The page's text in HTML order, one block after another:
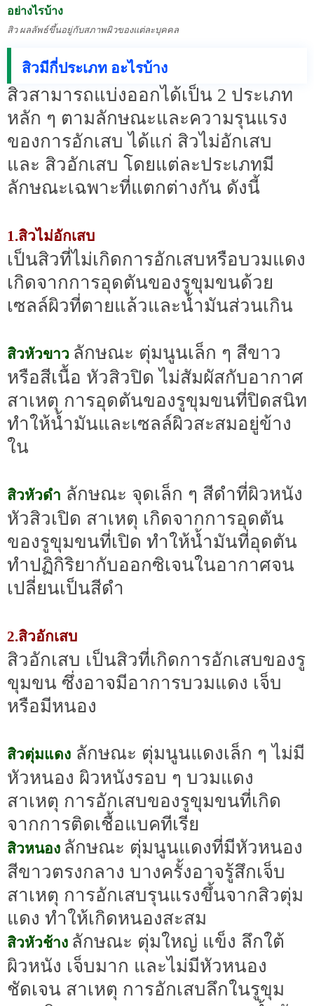
อย่างไรบ้าง
สิว ผลลัพธ์ขึ้นอยู่กับสภาพผิวของแต่ละบุคคล
สิวมีกี่ประเภท อะไรบ้าง
สิวสามารถแบ่งออกได้เป็น 2 ประเภท
หลัก ๆ ตามลักษณะและความรุนแรง
ของการอักเสบ ได้แก่ สิวไม่อักเสบ
และ สิวอักเสบ โดยแต่ละประเภทมี
ลักษณะเฉพาะที่แตกต่างกัน ดังนี้
1.สิวไม่อักเสบ
เป็นสิวที่ไม่เกิดการอักเสบหรือบวมแดง
เกิดจากการอุดตันของรูขุมขนด้วย
เซลล์ผิวที่ตายแล้วและน้ำมันส่วนเกิน
สิวหัวขาว ลักษณะ ตุ่มนูนเล็ก ๆ สีขาว
หรือสีเนื้อ หัวสิวปิด ไม่สัมผัสกับอากาศ
สาเหตุ การอุดตันของรูขุมขนที่ปิดสนิท
ทำให้น้ำมันและเซลล์ผิวสะสมอยู่ข้าง
ใน
สิวหัวดำ ลักษณะ จุดเล็ก ๆ สีดำที่ผิวหนัง
หัวสิวเปิด สาเหตุ เกิดจากการอุดตัน
ของรูขุมขนที่เปิด ทำให้น้ำมันที่อุดตัน
ทำปฏิกิริยากับออกซิเจนในอากาศจน
เปลี่ยนเป็นสีดำ
2.สิวอักเสบ
สิวอักเสบ เป็นสิวที่เกิดการอักเสบของรู
ขุมขน ซึ่งอาจมีอาการบวมแดง เจ็บ
หรือมีหนอง
สิวตุ่มแดง ลักษณะ ตุ่มนูนแดงเล็ก ๆ ไม่มี
หัวหนอง ผิวหนังรอบ ๆ บวมแดง
สาเหตุ การอักเสบของรูขุมขนที่เกิด
จากการติดเชื้อแบคทีเรีย
สิวหนอง ลักษณะ ตุ่มนูนแดงที่มีหัวหนอง
สีขาวตรงกลาง บางครั้งอาจรู้สึกเจ็บ
สาเหตุ การอักเสบรุนแรงขึ้นจากสิวตุ่ม
แดง ทำให้เกิดหนองสะสม
สิวหัวช้าง ลักษณะ ตุ่มใหญ่ แข็ง ลึกใต้
ผิวหนัง เจ็บมาก และไม่มีหัวหนอง
ชัดเจน สาเหตุ การอักเสบลึกในรูขุม